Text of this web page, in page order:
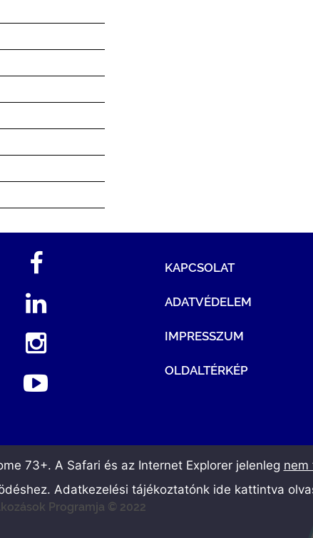
KAPCSOLAT
ADATVÉDELEM
IMPRESSZUM
OLDALTÉRKÉP
Programja © 2022
73+. A Safari és az Internet Explorer jelenleg nem
Adatkezelési tájékoztatónk ide kattintva